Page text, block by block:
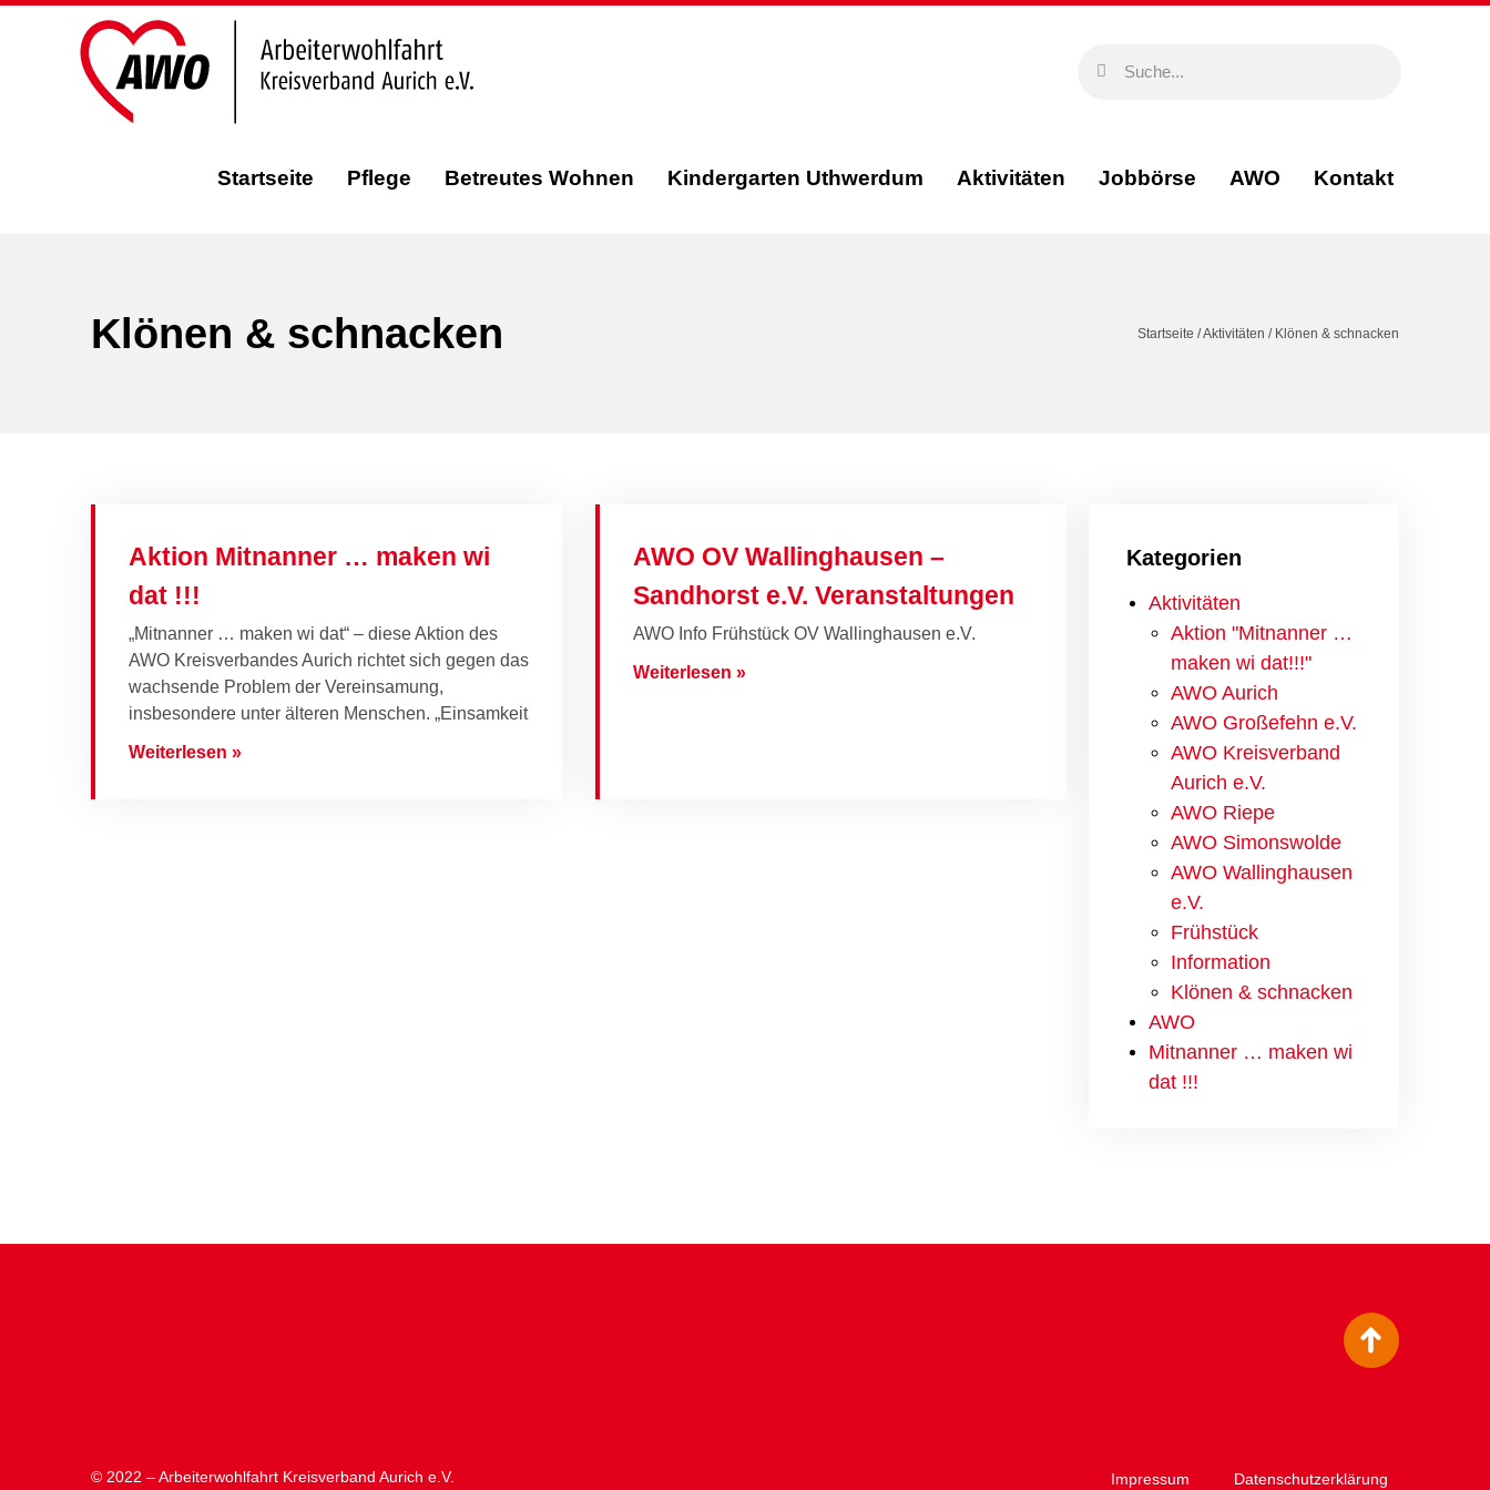
Startseite Pflege Betreutes Wohnen Kindergarten Uthwerdum Aktivitäten Jobbörse AWO Kontakt
Klönen & schnacken Startseite /Aktivitäten / Klönen & schnacken
Aktion Mitnanner … maken wi
dat !!!
„Mitnanner … maken wi dat“ – diese Aktion des
AWO Kreisverbandes Aurich richtet sich gegen das
wachsende Problem der Vereinsamung,
insbesondere unter älteren Menschen. „Einsamkeit
Weiterlesen »
AWO OV Wallinghausen –
Sandhorst e.V. Veranstaltungen
AWO Info Frühstück OV Wallinghausen e.V.
Weiterlesen »
Kategorien
Aktivitäten
Aktion "Mitnanner …
maken wi dat!!!"
AWO Aurich
AWO Großefehn e.V.
AWO Kreisverband
Aurich e.V.
AWO Riepe
AWO Simonswolde
AWO Wallinghausen
e.V.
Frühstück
Information
Klönen & schnacken
AWO
Mitnanner … maken wi
dat !!!
© 2022 – Arbeiterwohlfahrt Kreisverband Aurich e.V. Impressum Datenschutzerklärung